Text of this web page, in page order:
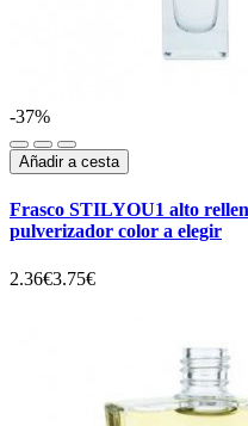
-37%
Añadir a cesta
Frasco STILYOU1 alto
pulverizador color a elegir
2.36€3.75€